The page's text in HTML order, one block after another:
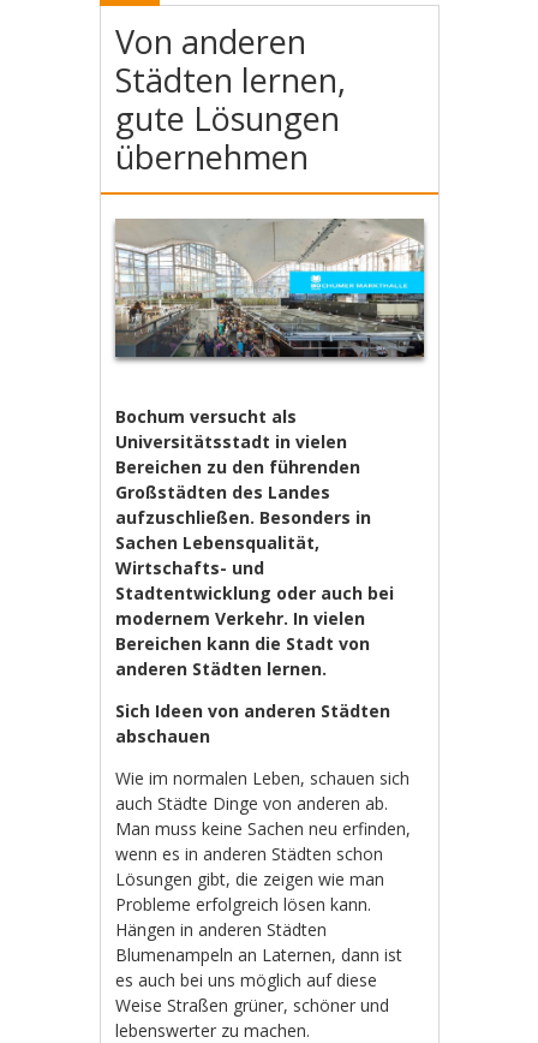
Von anderen
Städten lernen,
gute Lösungen
übernehmen
Bochum versucht als
Universitätsstadt in vielen
Bereichen zu den führenden
Großstädten des Landes
aufzuschließen. Besonders in
Sachen Lebensqualität,
Wirtschafts- und
Stadtentwicklung oder auch bei
modernem Verkehr. In vielen
Bereichen kann die Stadt von
anderen Städten lernen.
Sich Ideen von anderen Städten
abschauen
Wie im normalen Leben, schauen sich
auch Städte Dinge von anderen ab.
Man muss keine Sachen neu erfinden,
wenn es in anderen Städten schon
Lösungen gibt, die zeigen wie man
Probleme erfolgreich lösen kann.
Hängen in anderen Städten
Blumenampeln an Laternen, dann ist
es auch bei uns möglich auf diese
Weise Straßen grüner, schöner und
lebenswerter zu machen.